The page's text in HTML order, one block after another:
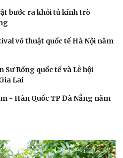
bước ra khỏi tủ kính trò
võ thuật quốc tế Hà Nội năm
Rồng quốc tế và Lễ hội
Lai
- Hàn Quốc TP Đà Nẵng năm